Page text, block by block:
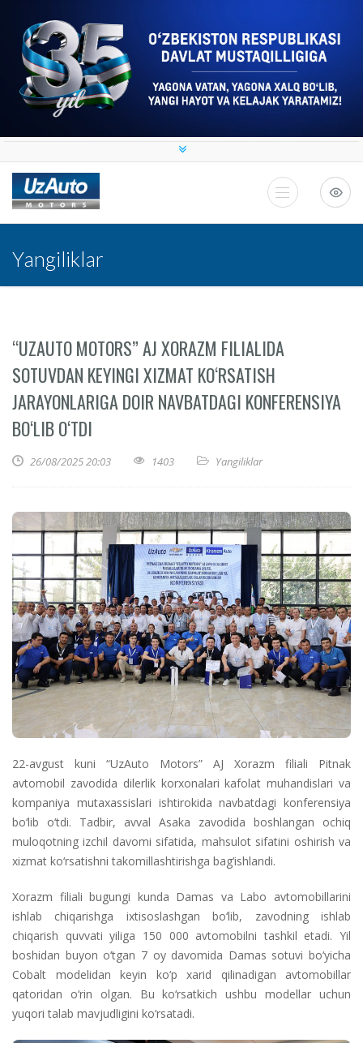
Yangiliklar
“UZAUTO MOTORS” AJ XORAZM FILIALIDA
SOTUVDAN KEYINGI XIZMAT KO‘RSATISH
JARAYONLARIGA DOIR NAVBATDAGI KONFERENSIYA
BO‘LIB O‘TDI
26/08/2025 20:03 1403 Yangiliklar
22-avgust kuni “UzAuto Motors” AJ Xorazm filiali Pitnak
avtomobil zavodida dilerlik korxonalari kafolat muhandislari va
kompaniya mutaxassislari ishtirokida navbatdagi konferensiya
bo‘lib o‘tdi. Tadbir, avval Asaka zavodida boshlangan ochiq
muloqotning izchil davomi sifatida, mahsulot sifatini oshirish va
xizmat ko‘rsatishni takomillashtirishga bag‘ishlandi.
Xorazm filiali bugungi kunda Damas va Labo avtomobillarini
ishlab chiqarishga ixtisoslashgan bo‘lib, zavodning ishlab
chiqarish quvvati yiliga 150 000 avtomobilni tashkil etadi. Yil
boshidan buyon o‘tgan 7 oy davomida Damas sotuvi bo‘yicha
Cobalt modelidan keyin ko‘p xarid qilinadigan avtomobillar
qatoridan o‘rin olgan. Bu ko‘rsatkich ushbu modellar uchun
yuqori talab mavjudligini ko‘rsatadi.